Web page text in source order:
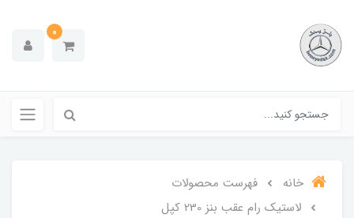
0
خانه
فهرست محصولات
لاستیک رام عقب بنز 230 کپل